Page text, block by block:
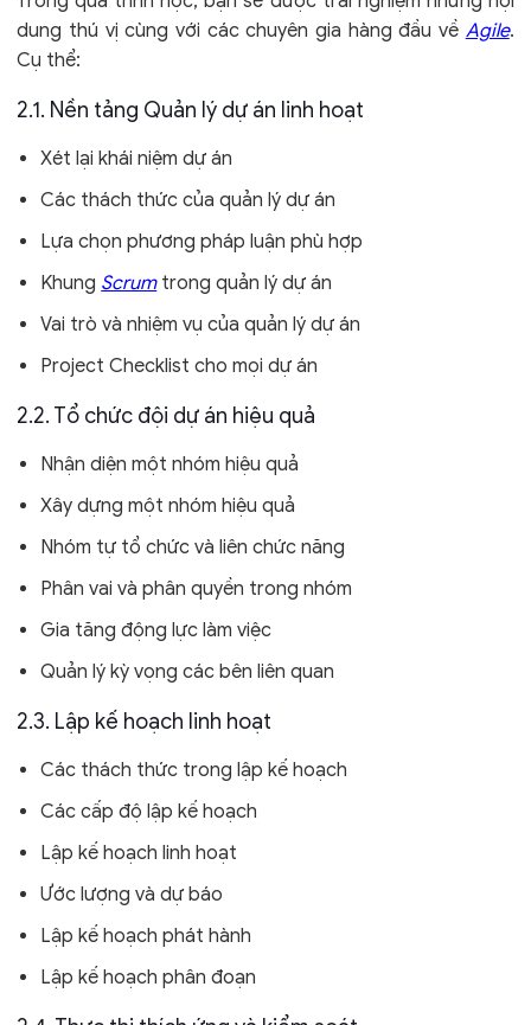
dung thú vị cùng với các chuyên gia hàng đầu về Agile.
Cụ thể:
2.1. Nền tảng Quản lý dự án linh hoạt
Xét lại khái niệm dự án
Các thách thức của quản lý dự án
Lựa chọn phương pháp luận phù hợp
Khung Scrumtrong quản lý dự án
Vai trò và nhiệm vụ của quản lý dự án
Project Checklist cho mọi dự án
2.2. Tổ chức đội dự án hiệu quả
Nhận diện một nhóm hiệu quả
Xây dựng một nhóm hiệu quả
Nhóm tự tổ chức và liên chức năng
Phân vai và phân quyền trong nhóm
Gia tăng động lực làm việc
Quản lý kỳ vọng các bên liên quan
2.3. Lập kế hoạch linh hoạt
Các thách thức trong lập kế hoạch
Các cấp độ lập kế hoạch
Lập kế hoạch linh hoạt
Ước lượng và dự báo
Lập kế hoạch phát hành
Lập kế hoạch phân đoạn